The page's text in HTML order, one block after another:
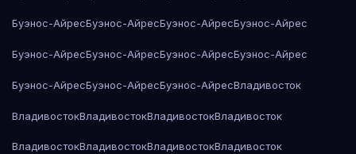
Буэнос-АйресБуэнос-АйресБуэнос-АйресБуэнос-Айрес
Буэнос-АйресБуэнос-АйресБуэнос-АйресБуэнос-Айрес
Буэнос-АйресБуэнос-АйресБуэнос-АйресВладивосток
ВладивостокВладивостокВладивостокВладивосток
ВладивостокВладивостокВладивостокВладивосток